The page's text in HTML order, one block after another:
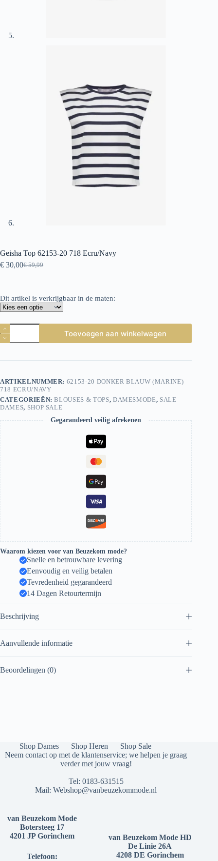
Geisha Top 62153-20 718 Ecru/Navy
€59,99
Oorspronkelijke
prijs
€ 59,99.
€ 30,00Huidige
prijs
€ 30,00.
Dit artikel is verkrijgbaar in de maten:
Geisha
Top
62153-
718
Toevoegen aan winkelwagen
ARTIKELNUMMER: 62153-20 DONKER BLAUW (MARINE)
718 ECRU/NAVY
CATEGORIEËN:BLOUSES & TOPS, DAMESMODE, SALE
DAMES, SHOP SALE
Gegarandeerd veilig afrekenen
Waarom kiezen voor van Beuzekom mode?
Snelle en betrouwbare levering
Eenvoudig en veilig betalen
Tevredenheid gegarandeerd
14 Dagen Retourtermijn
Beschrijving
Aanvullende informatie
Beoordelingen (0)
Shop Dames Shop Heren
Shop Sale
Neem contact op met de klantenservice; we helpen je graag
verder met jouw vraag!
Tel: 0183-631515
Mail:Webshop@vanbeuzekommode.nl
van Beuzekom Mode
Botersteeg 17
4201 JP Gorinchem
Telefoon:
van Beuzekom Mode HD
De Linie 26A
4208 DE Gorinchem